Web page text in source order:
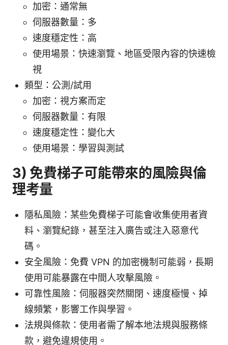
加密：通常無
伺服器數量：多
速度穩定性：高
使用場景：快速瀏覽、地區受限內容的快速檢
視
類型：公測/試用
加密：視方案而定
伺服器數量：有限
速度穩定性：變化大
使用場景：學習與測試
3) 免費梯子可能帶來的風險與倫
理考量
隱私風險：某些免費梯子可能會收集使用者資
料、瀏覽紀錄，甚至注入廣告或注入惡意代
碼。
安全風險：免費 VPN 的加密機制可能弱，長期
使用可能暴露在中間人攻擊風險。
可靠性風險：伺服器突然關閉、速度極慢、掉
線頻繁，影響工作與學習。
法規與條款：使用者需了解本地法規與服務條
款，避免違規使用。